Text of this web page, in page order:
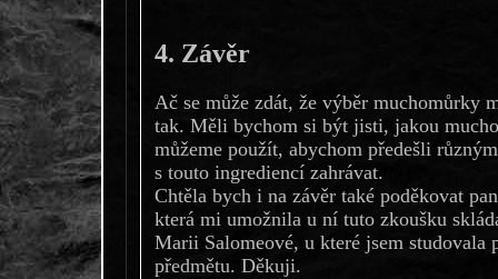
4. Závěr
Ač se může zdát, že výběr muchomůrky
tak. Měli bychom si být jisti, jakou
můžeme použít, abychom předešli
s touto ingrediencí zahrávat.
Chtěla bych i na závěr také poděkovat
která mi umožnila u ní tuto zkoušku
Marii Salomeové, u které jsem
předmětu. Děkuji.